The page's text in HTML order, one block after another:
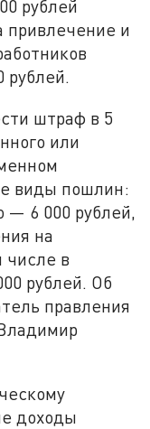
рублей
привлечение и
рублей.
штраф в 5
или
виды пошлин:
— 6 000 рублей,
на
числе в
рублей. Об
правления
доходы